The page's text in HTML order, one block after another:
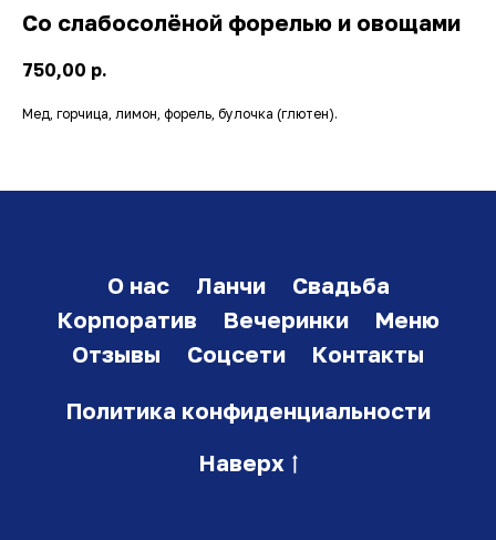
Со слабосолёной форелью и овощами
750,00 р.
Мед, горчица, лимон, форель, булочка (глютен).
О нас Ланчи
Свадьба
Корпоратив
Вечеринки
Меню
Отзывы
Соцсети Контакты
Политика конфиденциальности
Наверх